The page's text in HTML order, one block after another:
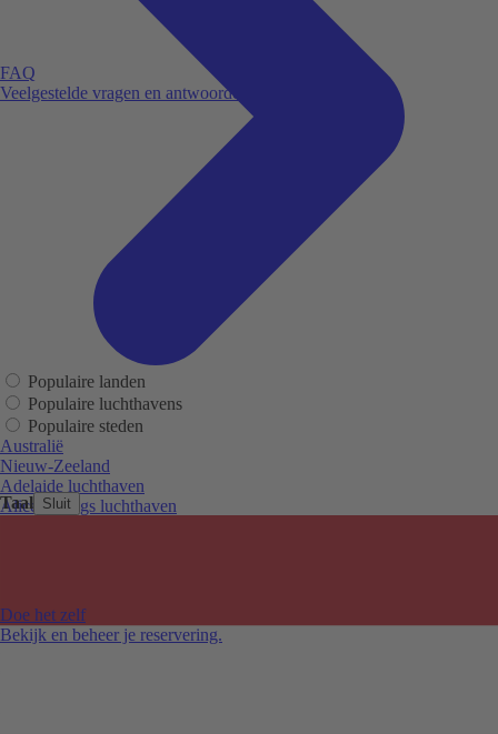
Taal Sluit
FAQ
Veelgestelde vragen en antwoorden.
Doe het zelf
Bekijk en beheer je reservering.
Populaire landen
Populaire luchthavens
Populaire steden
Australië
Nieuw-Zeeland
Adelaide luchthaven
Alice Springs luchthaven
Melbourne Tullamarine luchthaven
Perth luchthaven
Sydney luchthaven